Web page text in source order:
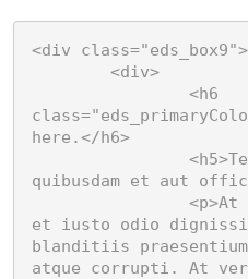
<div class="eds_box9">
here.</h6>
quibusdam et aut
et iusto odio
blanditiis
atque corrupti. At